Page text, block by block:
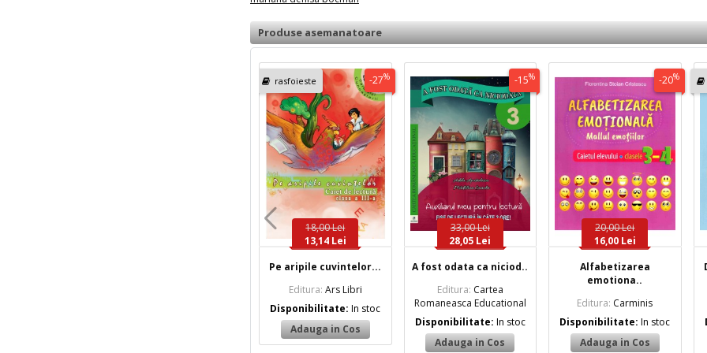
Produse asemanatoare
rasfoieste -27%
18,00 Lei
13,14 Lei
Pe aripile cuvintelor...
Editura: Ars Libri
Disponibilitate:In stoc
-15%
33,00 Lei
28,05 Lei
A fost odata ca niciod..
Editura: Cartea
Romaneasca Educational
Disponibilitate: In stoc
-20%
20,00 Lei
16,00 Lei
Alfabetizarea
emotiona..
Editura: Carminis
Disponibilitate:In stoc